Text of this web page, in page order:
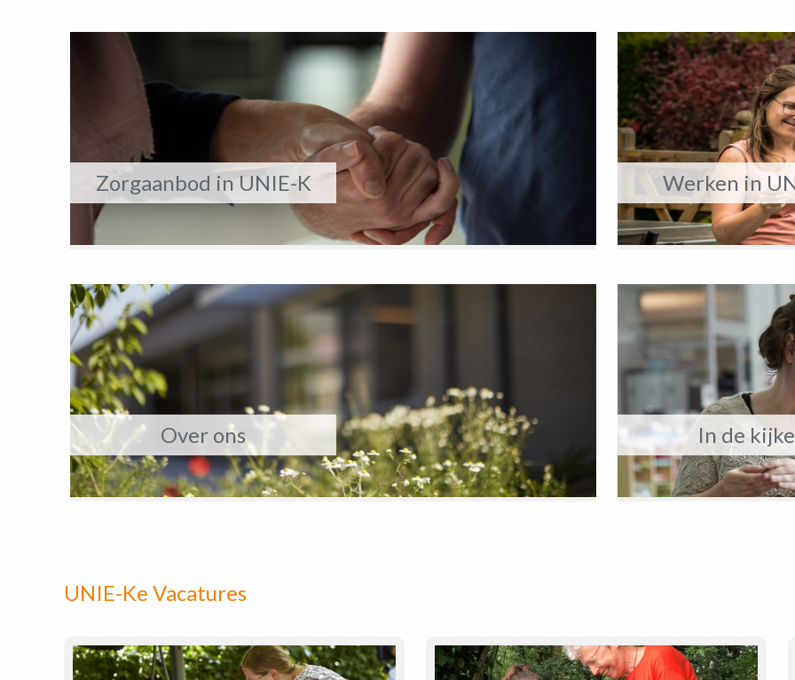
Zorgaanbod in UNIE-K Werken in
Over ons In de
UNIE-Ke Vacatures